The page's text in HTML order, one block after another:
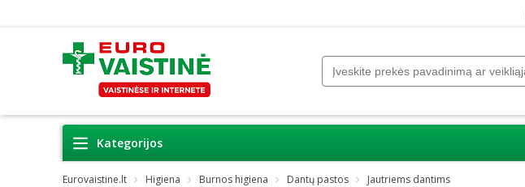
Kategorijos
Eurovaistine.lt Higiena Burnos higiena Dantų pastos Jautriems dantims